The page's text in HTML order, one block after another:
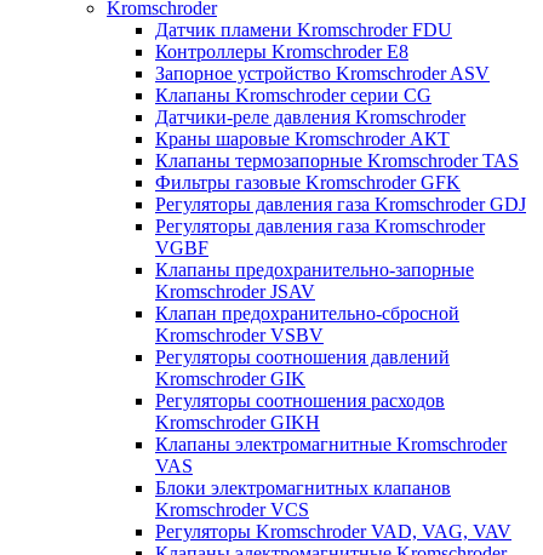
Kromschroder
Датчик пламени Kromschroder FDU
Контроллеры Kromschroder E8
Запорное устройство Kromschroder ASV
Клапаны Kromschroder серии CG
Датчики-реле давления Kromschroder
Краны шаровые Kromschroder АКТ
Клапаны термозапорные Kromschroder TAS
Фильтры газовые Kromschroder GFK
Регуляторы давления газа Kromschroder GDJ
Регуляторы давления газа Kromschroder
VGBF
Клапаны предохранительно-запорные
Kromschroder JSAV
Клапан предохранительно-сбросной
Kromschroder VSBV
Регуляторы соотношения давлений
Kromschroder GIK
Регуляторы соотношения расходов
Kromschroder GIKH
Клапаны электромагнитные Kromschroder
VAS
Блоки электромагнитных клапанов
Kromschroder VCS
Регуляторы Kromschroder VAD, VAG, VAV